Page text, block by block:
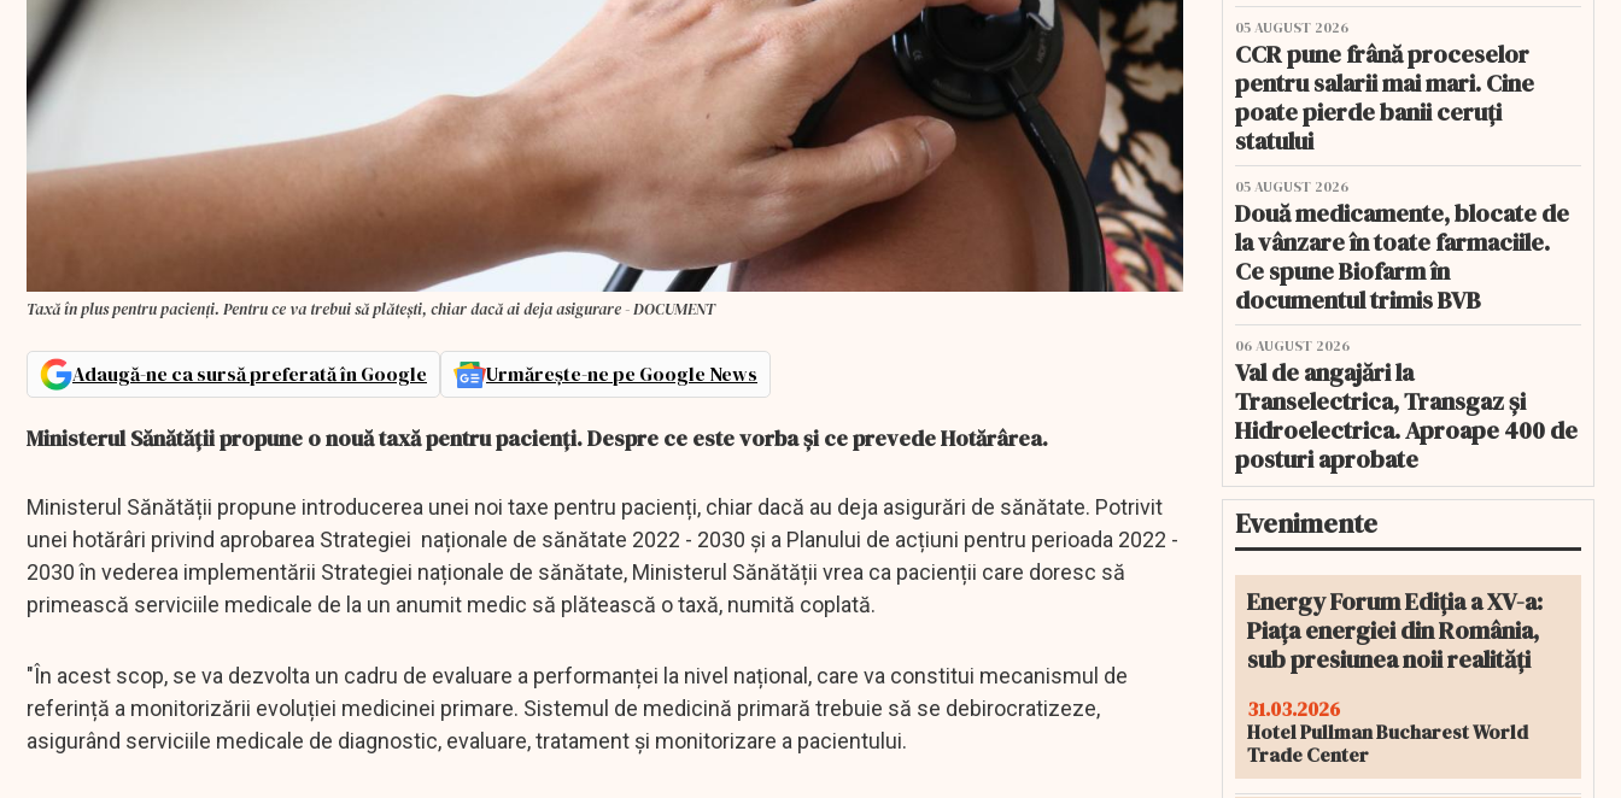
Taxă în plus pentru pacienți. Pentru ce va trebui să plătești, chiar dacă ai deja asigurare - DOCUMENT
Adaugă-ne ca sursă preferată în Google Urmărește-ne pe Google News
Ministerul Sănătății propune o nouă taxă pentru pacienți. Despre ce este vorba și ce prevede Hotărârea.
Ministerul Sănătății propune introducerea unei noi taxe pentru pacienți, chiar dacă au deja asigurări de sănătate. Potrivit
unei hotărâri privind aprobarea Strategiei naționale de sănătate 2022 - 2030 și a Planului de acțiuni pentru perioada 2022 -
2030 în vederea implementării Strategiei naționale de sănătate, Ministerul Sănătății vrea ca pacienții care doresc să
primească serviciile medicale de la un anumit medic să plătească o taxă, numită coplată.
"În acest scop, se va dezvolta un cadru de evaluare a performanței la nivel național, care va constitui mecanismul de
referință a monitorizării evoluției medicinei primare. Sistemul de medicină primară trebuie să se debirocratizeze,
asigurând serviciile medicale de diagnostic, evaluare, tratament și monitorizare a pacientului.
05 AUGUST 2026
CCR pune frână proceselor
pentru salarii mai mari. Cine
poate pierde banii ceruți
statului
05 AUGUST 2026
Două medicamente, blocate de
la vânzare în toate farmaciile.
Ce spune Biofarm în
documentul trimis BVB
06 AUGUST 2026
Val de angajări la
Transelectrica, Transgaz și
Hidroelectrica. Aproape 400 de
posturi aprobate
Evenimente
Energy Forum Ediția a XV-a:
Piața energiei din România,
sub presiunea noii realități
31.03.2026
Hotel Pullman Bucharest World
Trade Center